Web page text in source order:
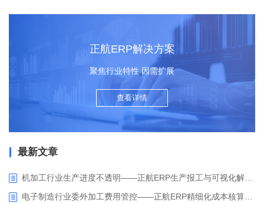
正航ERP解决方案
聚焦行业特性 因需扩展
查看详情
最新文章